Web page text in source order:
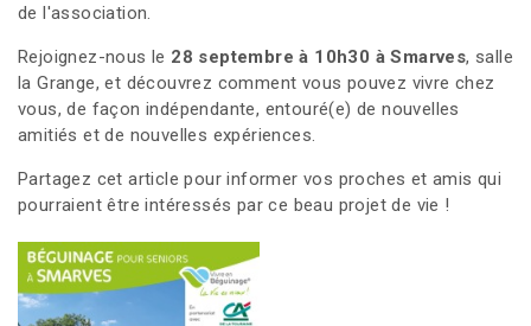
de l'association.
Rejoignez-nous le 28 septembre à 10h30 à Smarves, salle
la Grange, et découvrez comment vous pouvez vivre chez
vous, de façon indépendante, entouré(e) de nouvelles
amitiés et de nouvelles expériences.
Partagez cet article pour informer vos proches et amis qui
pourraient être intéressés par ce beau projet de vie !